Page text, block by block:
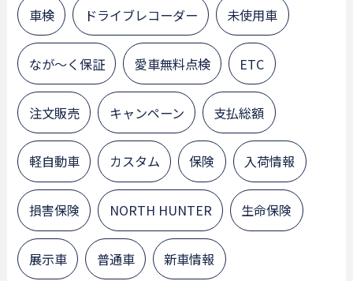
車検 ドライブレコーダー 未使用車
なが～く保証 愛車無料点検 ETC
注文販売 キャンペーン 支払総額
軽自動車 カスタム 保険 入荷情報
損害保険 NORTH HUNTER 生命保険
展示車 普通車 新車情報